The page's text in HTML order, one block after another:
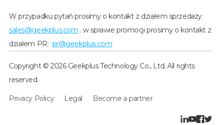
W przypadku pytań prosimy o kontakt z działem sprzedaży:
sales@geekplus.com . w sprawie promocji prosimy o kontakt z
działem PR: pr@geekplus.com
Copyright © 2026 Geekplus Technology Co., Ltd. All rights
reserved.
Privacy Policy Legal Become a partner